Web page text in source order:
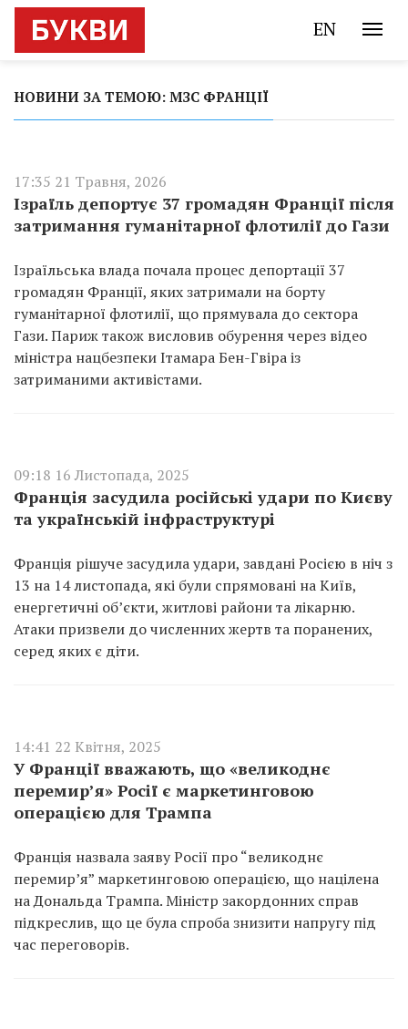
EN
НОВИНИ ЗА ТЕМОЮ: МЗС ФРАНЦІЇ
17:35 21 Травня, 2026
Ізраїль депортує 37 громадян Франції після
затримання гуманітарної флотилії до Гази
Ізраїльська влада почала процес депортації 37
громадян Франції, яких затримали на борту
гуманітарної флотилії, що прямувала до сектора
Гази. Париж також висловив обурення через відео
міністра нацбезпеки Ітамара Бен-Гвіра із
затриманими активістами.
09:18 16 Листопада, 2025
Франція засудила російські удари по Києву
та українській інфраструктурі
Франція рішуче засудила удари, завдані Росією в ніч з
13 на 14 листопада, які були спрямовані на Київ,
енергетичні об’єкти, житлові райони та лікарню.
Атаки призвели до численних жертв та поранених,
серед яких є діти.
14:41 22 Квітня, 2025
У Франції вважають, що «великоднє
перемир’я» Росії є маркетинговою
операцією для Трампа
Франція назвала заяву Росії про “великоднє
перемир’я” маркетинговою операцією, що націлена
на Дональда Трампа. Міністр закордонних справ
підкреслив, що це була спроба знизити напругу під
час переговорів.